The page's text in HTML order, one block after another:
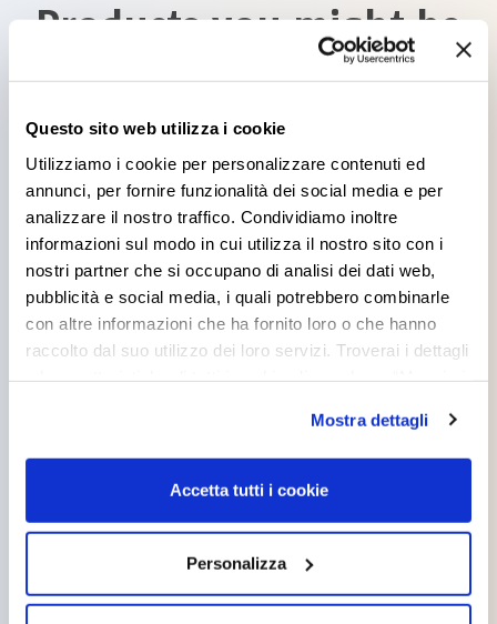
Questo sito web utilizza i cookie
Utilizziamo i cookie per personalizzare contenuti ed
annunci, per fornire funzionalità dei social media e per
analizzare il nostro traffico. Condividiamo inoltre
informazioni sul modo in cui utilizza il nostro sito con i
nostri partner che si occupano di analisi dei dati web,
pubblicità e social media, i quali potrebbero combinarle
con altre informazioni che ha fornito loro o che hanno
raccolto dal suo utilizzo dei loro servizi. Troverai i dettagli
cookie accettare. Per ulteriori informazioni consulta
lacookie policy.
Mostra dettagli
Accetta tutti i cookie
Personalizza
Products you might be
interested in
BIOSISTEM AM
1000X
BIOSISTEM THERM